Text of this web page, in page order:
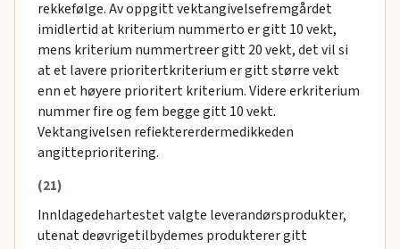
rekkefølge. Av oppgitt vektangivelsefremgårdet
imidlertid at kriterium nummerto er gitt 10 vekt,
mens kriterium nummertreer gitt 20 vekt, det vil si
at et lavere prioritertkriterium er gitt større vekt
enn et høyere prioritert kriterium. Videre erkriterium
nummer fire og fem begge gitt 10 vekt.
Vektangivelsen refiektererdermedikkeden
angitteprioritering.
(21)
Innldagedehartestet valgte leverandørsprodukter,
utenat deøvrigetilbydemes produkterer gitt